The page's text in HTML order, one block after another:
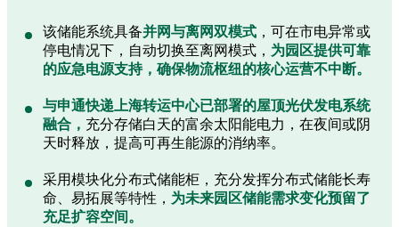
该储能系统具备并网与离网双模式 ，可在市电异常或
停电情况下，自动切换至离网模式， 为园区提供可靠
的应急电源支持，确保物流枢纽的核心运营不中断。
与申通快递上海转运中心已部署的屋顶光伏发电系统
融合， 充分存储白天的富余太阳能电力，在夜间或阴
天时释放，提高可再生能源的消纳率。
采用模块化分布式储能柜，充分发挥分布式储能长寿
命、易拓展等特性， 为未来园区储能需求变化预留了
充足扩容空间。